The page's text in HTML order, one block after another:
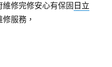
修完修安心有保固 日立
服務，